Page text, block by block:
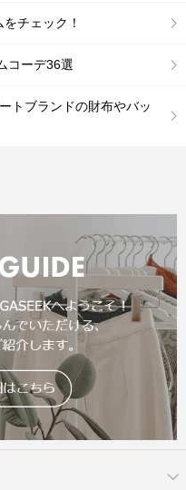
チェック！
コーデ36選
トブランドの財布やバッ